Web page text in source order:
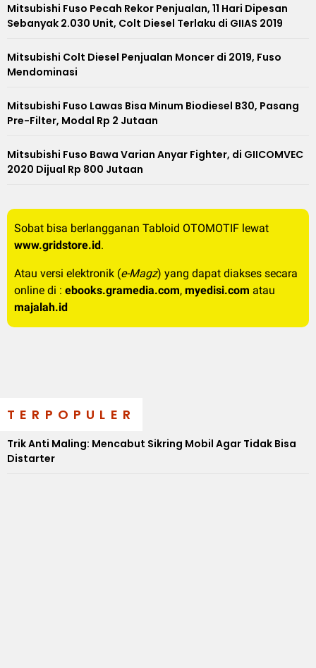
Mitsubishi Fuso Pecah Rekor Penjualan, 11 Hari Dipesan
Sebanyak 2.030 Unit, Colt Diesel Terlaku di GIIAS 2019
Mitsubishi Colt Diesel Penjualan Moncer di 2019, Fuso
Mendominasi
Mitsubishi Fuso Lawas Bisa Minum Biodiesel B30, Pasang
Pre-Filter, Modal Rp 2 Jutaan
Mitsubishi Fuso Bawa Varian Anyar Fighter, di GIICOMVEC
2020 Dijual Rp 800 Jutaan
Sobat bisa berlangganan Tabloid OTOMOTIF lewat
www.gridstore.id.
Atau versi elektronik (e-Magz) yang dapat diakses secara
online di : ebooks.gramedia.com, myedisi.com atau
majalah.id
TERPOPULER
Trik Anti Maling: Mencabut Sikring Mobil Agar Tidak Bisa
Distarter